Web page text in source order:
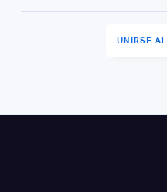
UNIRSE